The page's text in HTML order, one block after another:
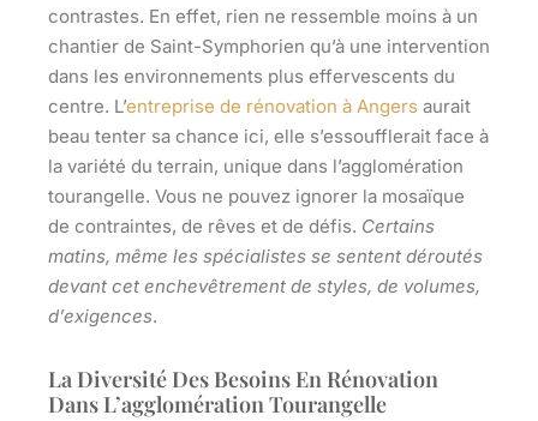
contrastes. En effet, rien ne ressemble moins à un
chantier de Saint-Symphorien qu’à une intervention
dans les environnements plus effervescents du
centre. L’entreprise de rénovation à Angers aurait
beau tenter sa chance ici, elle s’essoufflerait face à
la variété du terrain, unique dans l’agglomération
tourangelle. Vous ne pouvez ignorer la mosaïque
de contraintes, de rêves et de défis. Certains
matins, même les spécialistes se sentent déroutés
devant cet enchevêtrement de styles, de volumes,
d’exigences.
La Diversité Des Besoins En Rénovation
Dans L’agglomération Tourangelle